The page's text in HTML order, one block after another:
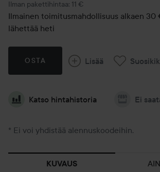
Ilman pakettihintaa: 11 €
Ilmainen toimitusmahdollisuus alkaen 30
lähettää heti
OSTA Lisää
Katso hintahistoria Ei
* Ei voi yhdistää alennuskoodeihin.
KUVAUS